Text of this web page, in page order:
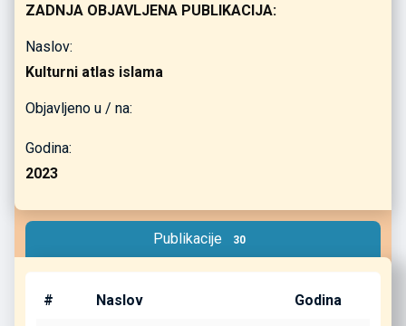
ZADNJA OBJAVLJENA PUBLIKACIJA:
Naslov:
Kulturni atlas islama
Objavljeno u / na:
Godina:
2023
Publikacije 30
# Naslov Godina